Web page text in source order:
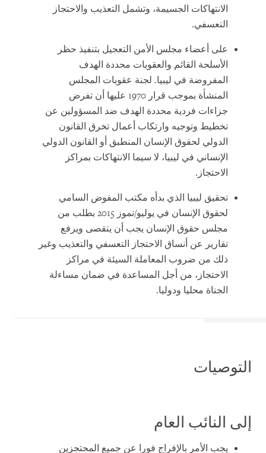
الانتهاكات الجسيمة، وتشمل التعذيب والاحتجاز
التعسفي.
على أعضاء مجلس الأمن التعجيل بتنفيذ حظر
الأسلحة القائم والعقوبات محددة الهدف
المفروضة في ليبيا. لجنة عقوبات المجلس
المنشأة بموجب قرار 1970 عليها أن تفرض
جزاءات فردية محددة الهدف ضد المسؤولين عن
تخطيط وتوجيه وارتكاب أعمال تخرق القانون
الدولي لحقوق الإنسان المنطبق أو القانون الدولي
الإنساني في ليبيا، لا سيما الانتهاكات بمراكز
الاحتجاز.
تحقيق ليبيا الذي بدأه مكتب المفوض السامي
لحقوق الإنسان في يوليو/تموز 2015 بطلب من
مجلس حقوق الإنسان يجب أن يتقصى ويرفع
تقارير عن أنساق الاحتجاز التعسفي والتعذيب وغير
ذلك من ضروب المعاملة السيئة في مراكز
الاحتجاز، من أجل المساعدة في ضمان مساءلة
الجناة محليا ودوليا.
التوصيات
إلى النائب العام
يجب الأمر بالإفراج فورا عن جميع المحتجزين